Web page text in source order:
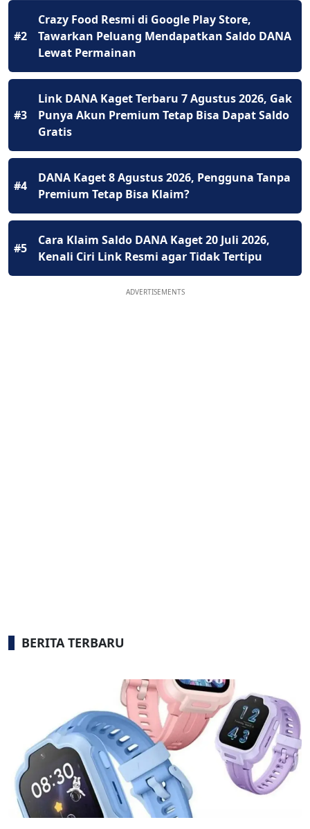
#2
Crazy Food Resmi di Google Play Store,
Tawarkan Peluang Mendapatkan Saldo DANA
Lewat Permainan
#3
Link DANA Kaget Terbaru 7 Agustus 2026, Gak
Punya Akun Premium Tetap Bisa Dapat Saldo
Gratis
#4
DANA Kaget 8 Agustus 2026, Pengguna Tanpa
Premium Tetap Bisa Klaim?
#5
Cara Klaim Saldo DANA Kaget 20 Juli 2026,
Kenali Ciri Link Resmi agar Tidak Tertipu
ADVERTISEMENTS
BERITA TERBARU